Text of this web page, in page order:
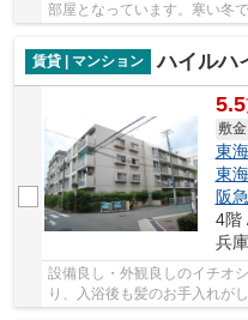
部屋となっています。寒い冬
賃貸 | マンション
ハイルハ
5.5
敷金
東
東
阪
4階
兵
設備良し・外観良しのイチオ
り、入浴後も髪のお手入れが